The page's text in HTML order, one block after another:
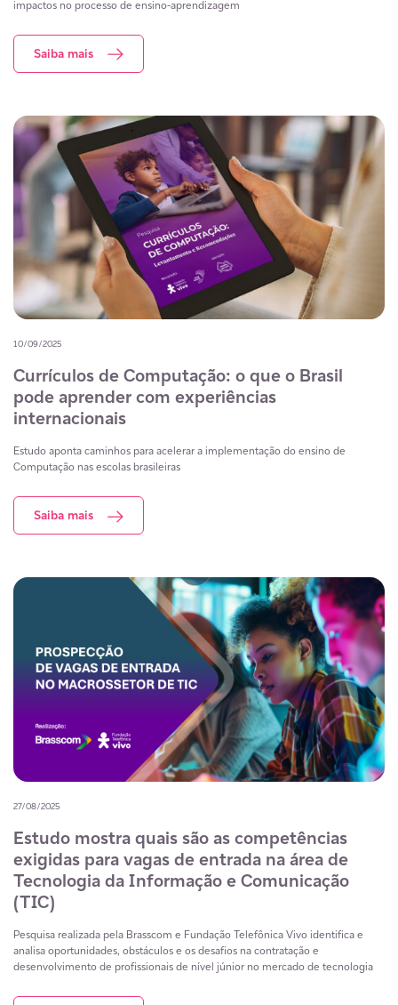
impactos no processo de ensino-aprendizagem
Saiba mais
10/09/2025
Currículos de Computação: o que o Brasil
pode aprender com experiências
internacionais
Estudo aponta caminhos para acelerar a implementação do ensino de
Computação nas escolas brasileiras
Saiba mais
27/08/2025
Estudo mostra quais são as competências
exigidas para vagas de entrada na área de
Tecnologia da Informação e Comunicação
(TIC)
Pesquisa realizada pela Brasscom e Fundação Telefônica Vivo identifica e
analisa oportunidades, obstáculos e os desafios na contratação e
desenvolvimento de profissionais de nível júnior no mercado de tecnologia